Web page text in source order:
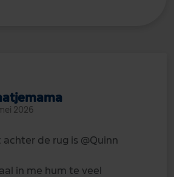
2026
achter de rug is @Quinn
in me hum te veel